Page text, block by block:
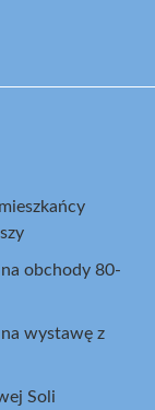
obchody 80-
wystawę z
Soli